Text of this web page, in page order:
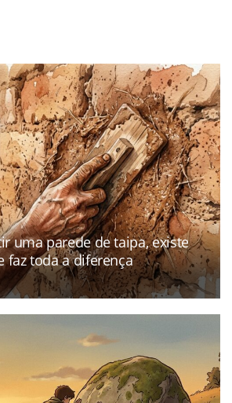
uma parede de taipa, existe
faz toda a diferença